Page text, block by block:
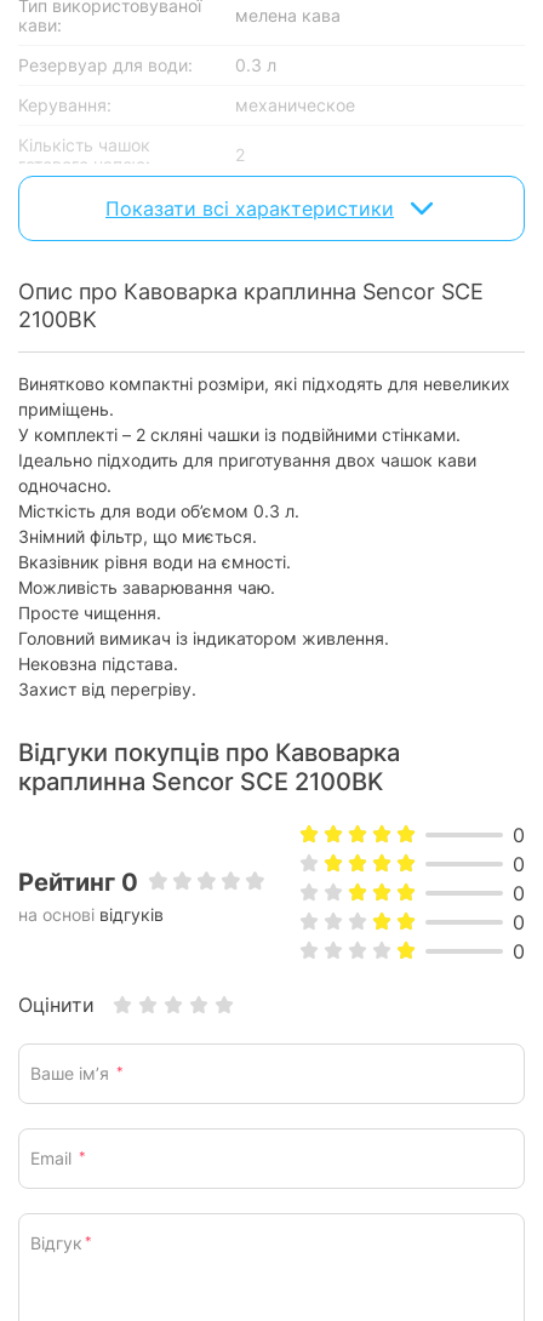
Тип використовуваної
кави:
мелена кава
Резервуар для води:
0.3 л
Керування:
механическое
Кількість чашок
готового напою:
2
Індикатор включення:
є
Індикатор рівня води:
є
Автоматичне
приготування напоїв:
американо, еспресо
Конструктивні особливості
Одночасне
приготування 2-х чашок
кави:
є
Дисплей:
без дисплея
Контейнер для меленої
кави:
є
Особливості
Подача гарячої води:
Фізичні характеристики
без кавника
чорний із сріблястим
Входить до комплекту:
виробником без повідомлення.
Показати всі характеристики
Опис про Кавоварка краплинна Sencor SCE
2100BK
Винятково компактні розміри, які підходять для невеликих
приміщень.
У комплекті – 2 скляні чашки із подвійними стінками.
Ідеально підходить для приготування двох чашок кави
одночасно.
Місткість для води об’ємом 0.3 л.
Знімний фільтр, що миється.
Вказівник рівня води на ємності.
Можливість заварювання чаю.
Просте чищення.
Головний вимикач із індикатором живлення.
Нековзна підстава.
Захист від перегріву.
Відгуки покупців про Кавоварка
краплинна Sencor SCE 2100BK
Рейтинг 0
на основі відгуків
0
0
0
0
0
Оцінити
Ваше ім’я *
Email *
Відгук *